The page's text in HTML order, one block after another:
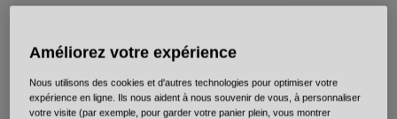
Couleur -
Améliorez votre expérience
Nous utilisons des cookies et d'autres technologies pour optimiser votre
expérience en ligne. Ils nous aident à nous souvenir de vous, à personnaliser
votre visite (par exemple, pour garder votre panier plein, vous montrer